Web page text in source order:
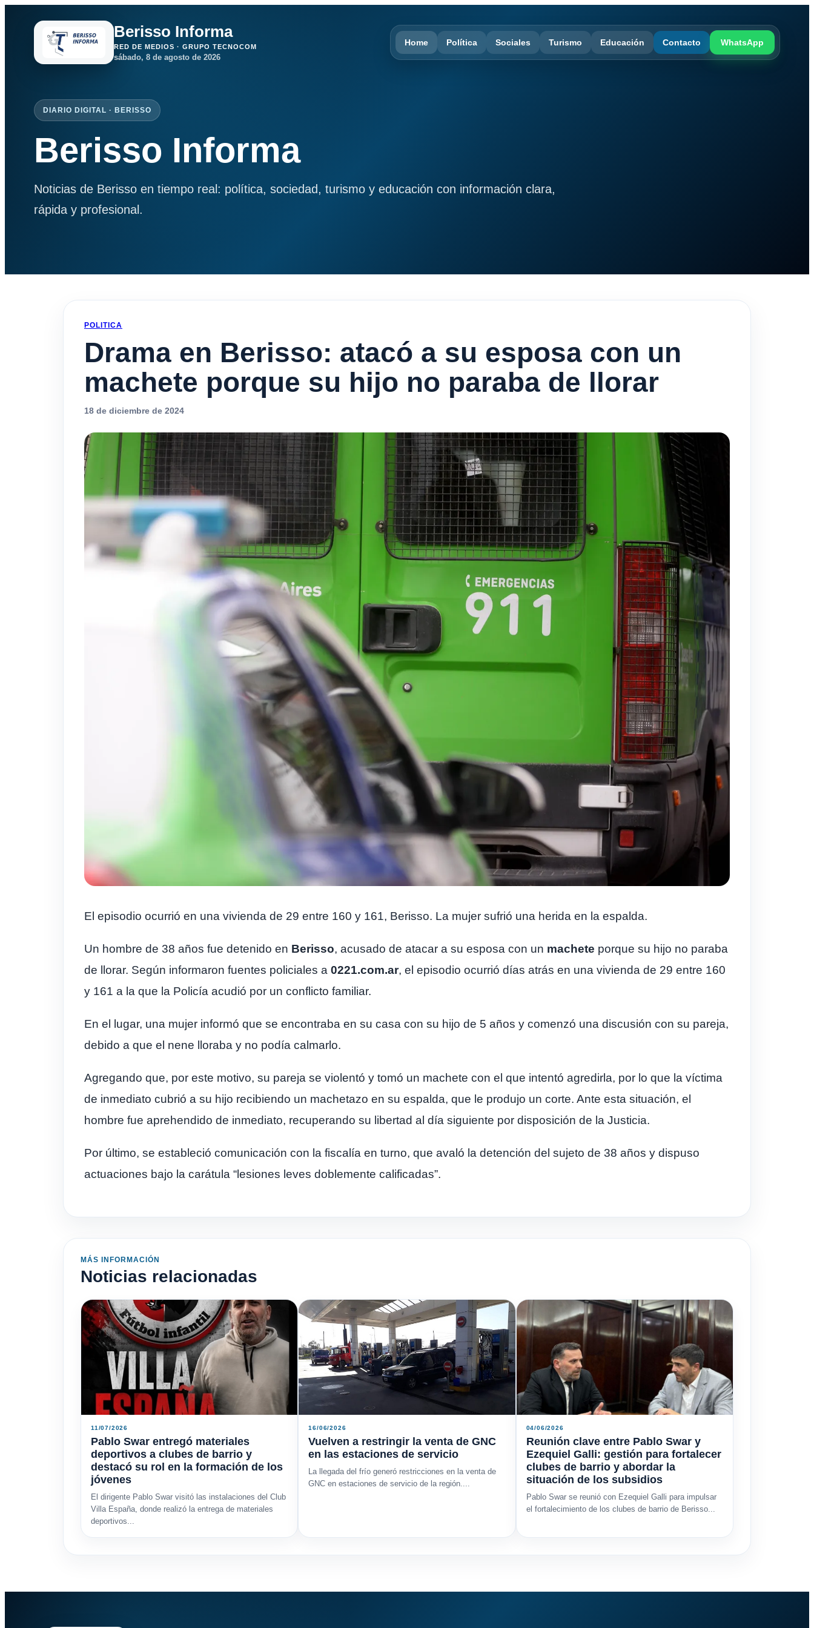
Berisso Informa
RED DE MEDIOS · GRUPO TECNOCOM
sábado, 8 de agosto de 2026
Home Política Sociales Turismo Educación Contacto WhatsApp
DIARIO DIGITAL · BERISSO
Berisso Informa
Noticias de Berisso en tiempo real: política, sociedad, turismo y educación con información clara,
rápida y profesional.
POLITICA
Drama en Berisso: atacó a su esposa con un
machete porque su hijo no paraba de llorar
18 de diciembre de 2024
El episodio ocurrió en una vivienda de 29 entre 160 y 161, Berisso. La mujer sufrió una herida en la espalda.
Un hombre de 38 años fue detenido en Berisso, acusado de atacar a su esposa con un machete porque su hijo no paraba
de llorar. Según informaron fuentes policiales a 0221.com.ar, el episodio ocurrió días atrás en una vivienda de 29 entre 160
y 161 a la que la Policía acudió por un conflicto familiar.
En el lugar, una mujer informó que se encontraba en su casa con su hijo de 5 años y comenzó una discusión con su pareja,
debido a que el nene lloraba y no podía calmarlo.
Agregando que, por este motivo, su pareja se violentó y tomó un machete con el que intentó agredirla, por lo que la víctima
de inmediato cubrió a su hijo recibiendo un machetazo en su espalda, que le produjo un corte. Ante esta situación, el
hombre fue aprehendido de inmediato, recuperando su libertad al día siguiente por disposición de la Justicia.
Por último, se estableció comunicación con la fiscalía en turno, que avaló la detención del sujeto de 38 años y dispuso
actuaciones bajo la carátula “lesiones leves doblemente calificadas”.
MÁS INFORMACIÓN
Noticias relacionadas
11/07/2026
Pablo Swar entregó materiales
deportivos a clubes de barrio y
destacó su rol en la formación de los
jóvenes
El dirigente Pablo Swar visitó las instalaciones del Club
Villa España, donde realizó la entrega de materiales
deportivos...
16/06/2026
Vuelven a restringir la venta de GNC
en las estaciones de servicio
La llegada del frío generó restricciones en la venta de
GNC en estaciones de servicio de la región....
04/06/2026
Reunión clave entre Pablo Swar y
Ezequiel Galli: gestión para fortalecer
clubes de barrio y abordar la
situación de los subsidios
Pablo Swar se reunió con Ezequiel Galli para impulsar
el fortalecimiento de los clubes de barrio de Berisso...